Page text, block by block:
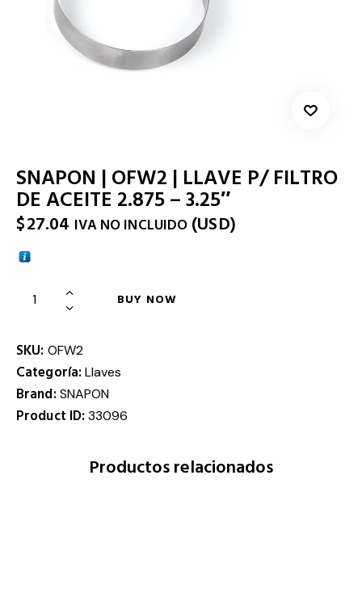
SNAPON | OFW2 | LLAVE P/ FILTRO
DE ACEITE 2.875 – 3.25″
$27.04 IVA NO INCLUIDO (USD)
BUY NOW
SKU: OFW2
Categoría:Llaves
Brand: SNAPON
Product ID:33096
Productos relacionados